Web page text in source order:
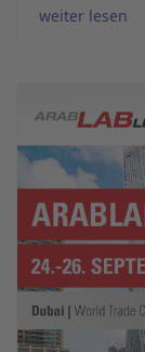
weiter lesen